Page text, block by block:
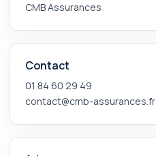
CMB Assurances
Contact
01 84 60 29 49
contact@cmb-assurances.fr